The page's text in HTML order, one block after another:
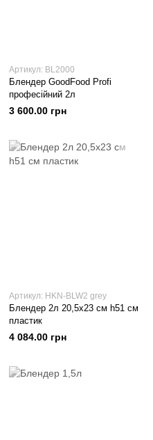
Артикул: BL2000
Блендер GoodFood Profi
професійний 2л
3 600.00 грн
Артикул: HKN-BLW2 grey
Блендер 2л 20,5х23 см h51 см
пластик
4 084.00 грн